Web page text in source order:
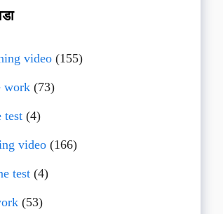
video(155)
work(73)
test(4)
video(166)
test(4)
(53)